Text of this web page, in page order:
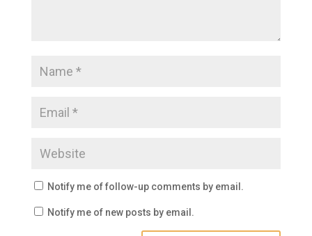
Notify me of follow-up comments by email.
Notify me of new posts by email.